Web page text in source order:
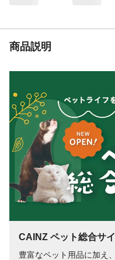
お手入れ・保管方法
固く
本体サイズ-幅(cm)
6
本体サイズ-奥行(cm) 2.5
本体サイズ-高さ(cm)
58
本体重量(g)
30g
材質・原材料・原産
原材
国：
メーカー名
ダッ
JANコード
商品説明
CAINZ ペット総合サ
豊富なペット用品に加え